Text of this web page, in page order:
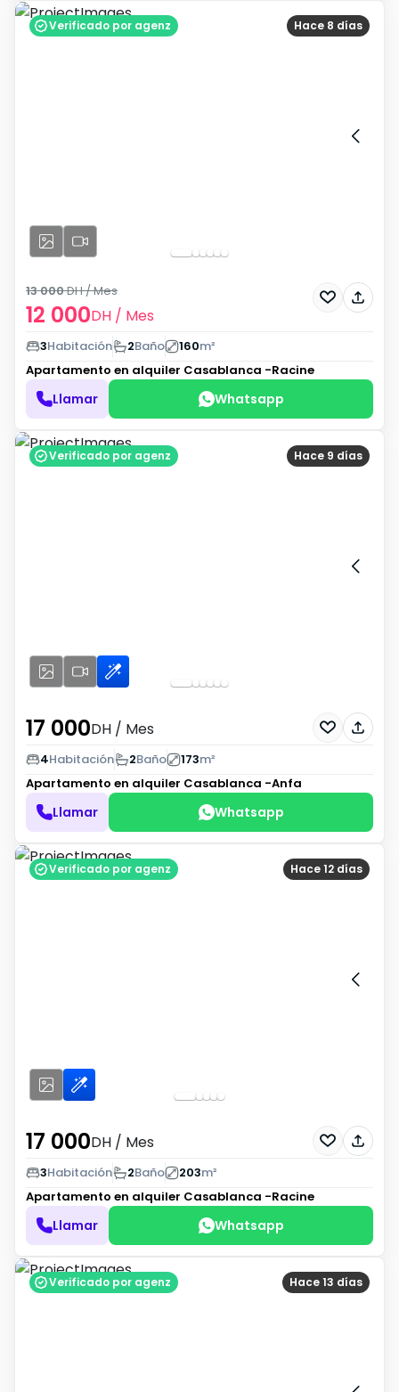
Hace 8 días
Verificado por agenz
12 000DH / Mes
13 000DH/ Mes
3Habitación 2Baño 160m²
Apartamento en alquiler Casablanca -Racine
Llamar Whatsapp
Hace 9 días
Verificado por agenz
17 000DH / Mes
4Habitación 2Baño 173m²
Apartamento en alquiler Casablanca -Anfa
Llamar Whatsapp
Hace 12 días
Verificado por agenz
17 000DH / Mes
3Habitación 2Baño 203m²
Apartamento en alquiler Casablanca -Racine
Llamar Whatsapp
Hace 13 días
Verificado por agenz